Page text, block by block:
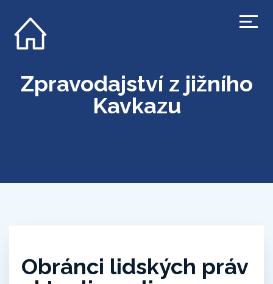
Zpravodajství z jižního
Kavkazu
Obránci lidských práv